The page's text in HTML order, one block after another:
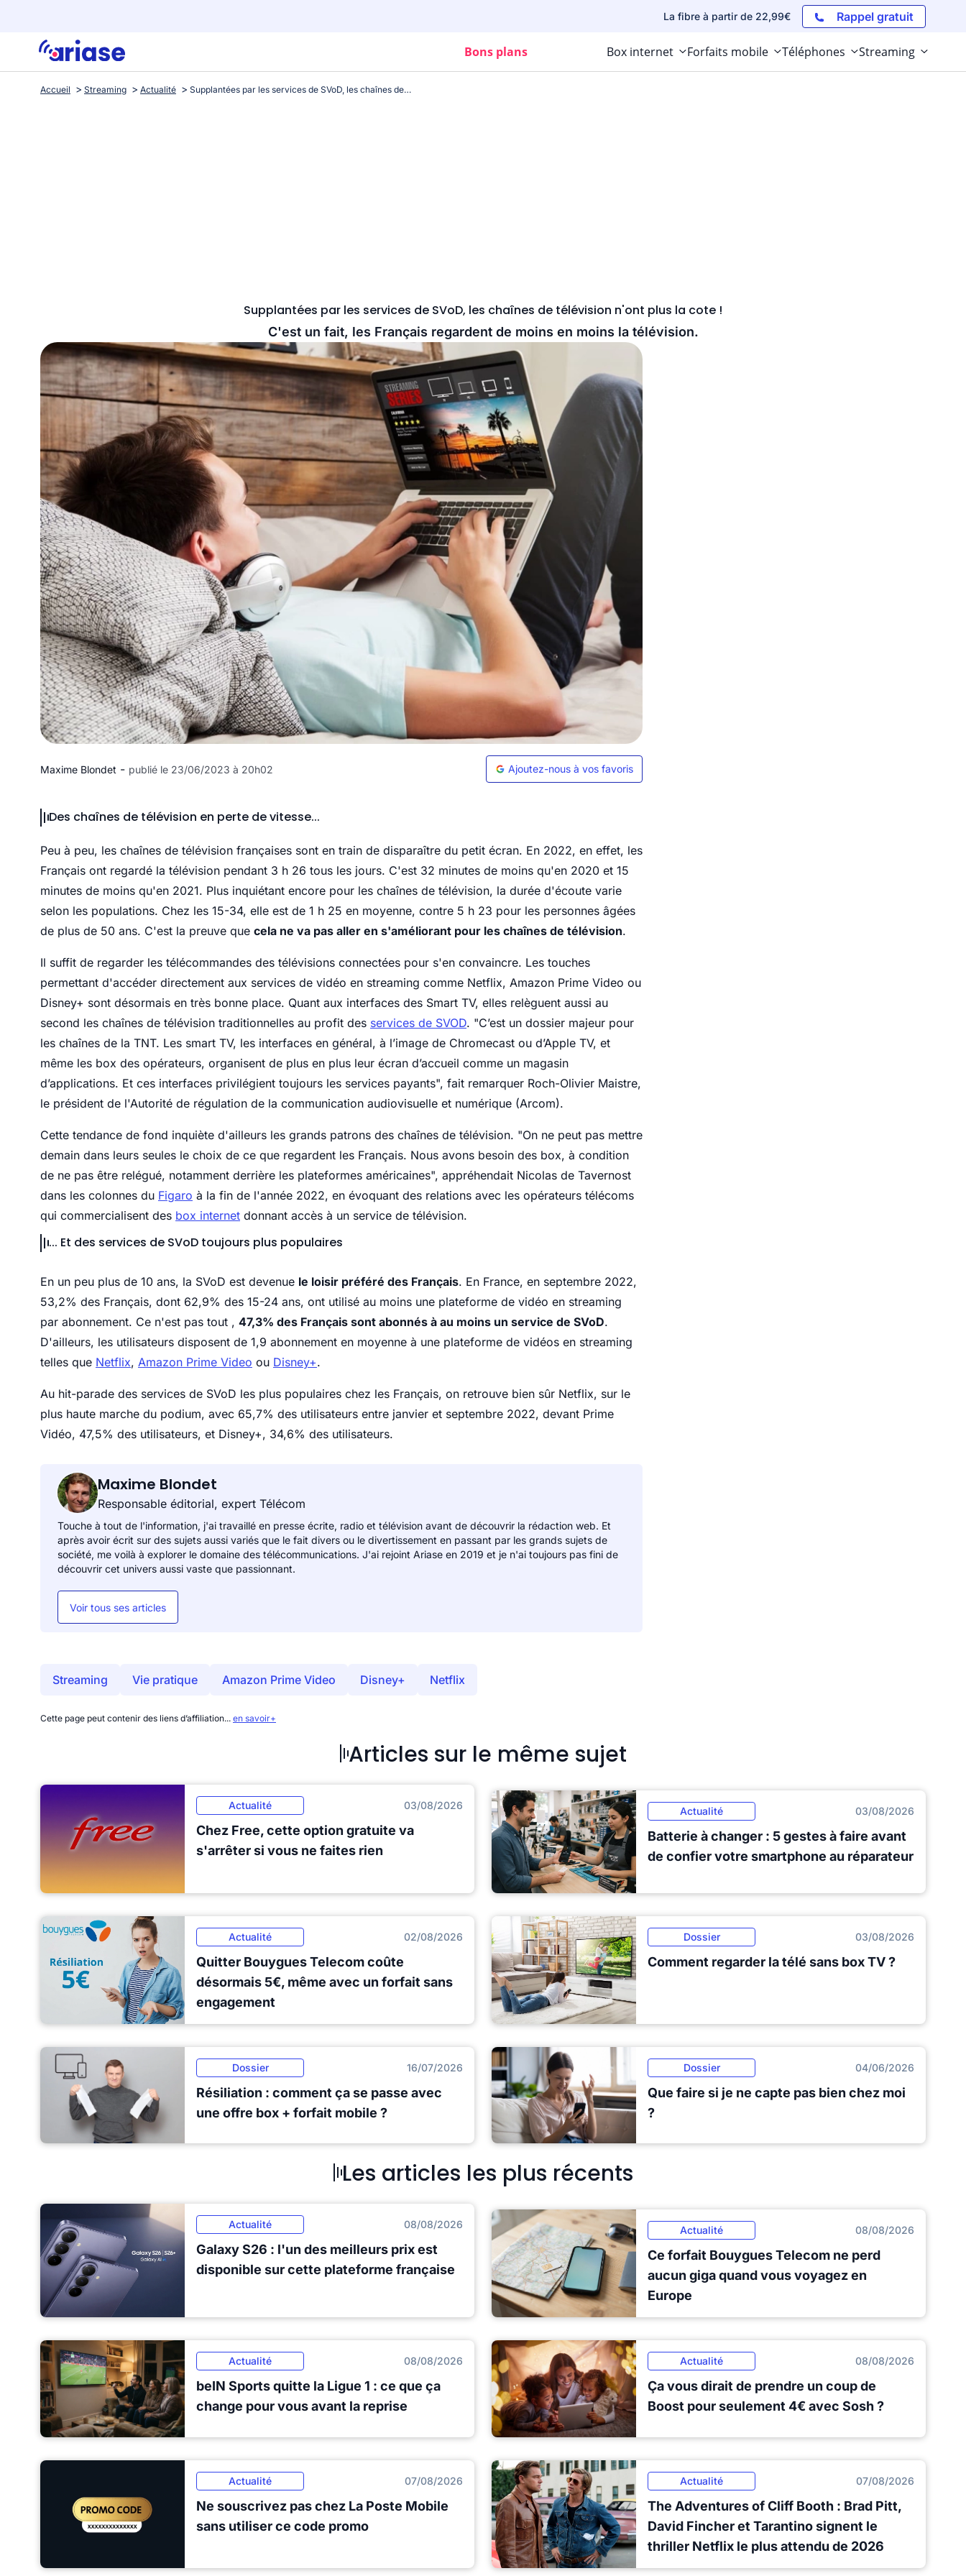
La fibre à partir de 22,99€ Rappel gratuit
Bons plans Box internet Forfaits mobile Téléphones Streaming
Accueil Streaming Actualité Supplantées par les services de SVoD, les chaînes de télévision n'ont plus la cote !
Supplantées par les services de SVoD, les chaînes de télévision n'ont plus la cote !
C'est un fait, les Français regardent de moins en moins la télévision.
Maxime Blondet - publié le 23/06/2023 à 20h02 Ajoutez-nous à vos favoris
Des chaînes de télévision en perte de vitesse...
Peu à peu, les chaînes de télévision françaises sont en train de disparaître du petit écran. En 2022, en effet, les
Français ont regardé la télévision pendant 3 h 26 tous les jours. C'est 32 minutes de moins qu'en 2020 et 15
minutes de moins qu'en 2021. Plus inquiétant encore pour les chaînes de télévision, la durée d'écoute varie
selon les populations. Chez les 15-34, elle est de 1 h 25 en moyenne, contre 5 h 23 pour les personnes âgées
de plus de 50 ans. C'est la preuve que cela ne va pas aller en s'améliorant pour les chaînes de télévision.
Il suffit de regarder les télécommandes des télévisions connectées pour s'en convaincre. Les touches
permettant d'accéder directement aux services de vidéo en streaming comme Netflix, Amazon Prime Video ou
Disney+ sont désormais en très bonne place. Quant aux interfaces des Smart TV, elles relèguent aussi au
second les chaînes de télévision traditionnelles au profit des services de SVOD. "C’est un dossier majeur pour
les chaînes de la TNT. Les smart TV, les interfaces en général, à l’image de Chromecast ou d’Apple TV, et
même les box des opérateurs, organisent de plus en plus leur écran d’accueil comme un magasin
d’applications. Et ces interfaces privilégient toujours les services payants", fait remarquer Roch-Olivier Maistre,
le président de l'Autorité de régulation de la communication audiovisuelle et numérique (Arcom).
Cette tendance de fond inquiète d'ailleurs les grands patrons des chaînes de télévision. "On ne peut pas mettre
demain dans leurs seules le choix de ce que regardent les Français. Nous avons besoin des box, à condition
de ne pas être relégué, notamment derrière les plateformes américaines", appréhendait Nicolas de Tavernost
dans les colonnes du Figaro à la fin de l'année 2022, en évoquant des relations avec les opérateurs télécoms
qui commercialisent des box internet donnant accès à un service de télévision.
... Et des services de SVoD toujours plus populaires
En un peu plus de 10 ans, la SVoD est devenue le loisir préféré des Français. En France, en septembre 2022,
53,2% des Français, dont 62,9% des 15-24 ans, ont utilisé au moins une plateforme de vidéo en streaming
par abonnement. Ce n'est pas tout , 47,3% des Français sont abonnés à au moins un service de SVoD.
D'ailleurs, les utilisateurs disposent de 1,9 abonnement en moyenne à une plateforme de vidéos en streaming
telles que Netflix, Amazon Prime Video ou Disney+.
Au hit-parade des services de SVoD les plus populaires chez les Français, on retrouve bien sûr Netflix, sur le
plus haute marche du podium, avec 65,7% des utilisateurs entre janvier et septembre 2022, devant Prime
Vidéo, 47,5% des utilisateurs, et Disney+, 34,6% des utilisateurs.
Maxime Blondet
Responsable éditorial, expert Télécom
Touche à tout de l'information, j'ai travaillé en presse écrite, radio et télévision avant de découvrir la rédaction web. Et
après avoir écrit sur des sujets aussi variés que le fait divers ou le divertissement en passant par les grands sujets de
société, me voilà à explorer le domaine des télécommunications. J'ai rejoint Ariase en 2019 et je n'ai toujours pas fini de
découvrir cet univers aussi vaste que passionnant.
Voir tous ses articles
Streaming Vie pratique Amazon Prime Video Disney+ Netflix
Cette page peut contenir des liens d’affiliation... en savoir+
Articles sur le même sujet
Actualité 03/08/2026
Chez Free, cette option gratuite va
s'arrêter si vous ne faites rien
Actualité 03/08/2026
Batterie à changer : 5 gestes à faire avant
de confier votre smartphone au réparateur
Actualité 02/08/2026
Quitter Bouygues Telecom coûte
désormais 5€, même avec un forfait sans
engagement
Dossier 03/08/2026
Comment regarder la télé sans box TV ?
Dossier 16/07/2026
Résiliation : comment ça se passe avec
une offre box + forfait mobile ?
Dossier 04/06/2026
Que faire si je ne capte pas bien chez moi
?
Les articles les plus récents
Actualité 08/08/2026
Galaxy S26 : l'un des meilleurs prix est
disponible sur cette plateforme française
Actualité 08/08/2026
Ce forfait Bouygues Telecom ne perd
aucun giga quand vous voyagez en
Europe
Actualité 08/08/2026
beIN Sports quitte la Ligue 1 : ce que ça
change pour vous avant la reprise
Actualité 08/08/2026
Ça vous dirait de prendre un coup de
Boost pour seulement 4€ avec Sosh ?
Actualité 07/08/2026
Ne souscrivez pas chez La Poste Mobile
sans utiliser ce code promo
Actualité 07/08/2026
The Adventures of Cliff Booth : Brad Pitt,
David Fincher et Tarantino signent le
thriller Netflix le plus attendu de 2026